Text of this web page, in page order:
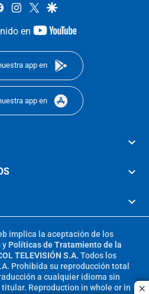
facebookinstagram
twittergoogle
en
youtube-
app en
app en
implica la aceptación de los
y Políticas de Tratamiento de la
TELEVISIÓN S.A. Todos los
Prohibida su reproducción total
a cualquier idioma sin
Reproduction in whole or in